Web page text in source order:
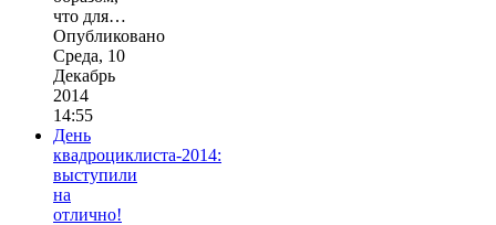
что для…
Опубликовано
Среда, 10
Декабрь
2014
14:55
День
квадроциклиста-2014:
выступили
на
отлично!